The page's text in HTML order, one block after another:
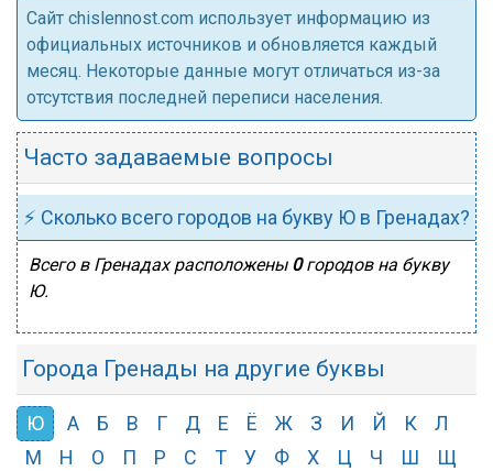
Cайт chislennost.com использует информацию из
официальных источников и обновляется каждый
месяц. Некоторые данные могут отличаться из-за
отсутствия последней переписи населения.
Часто задаваемые вопросы
⚡ Сколько всего городов на букву Ю в Гренадах?
Всего в Гренадах расположены 0городов на букву
Ю.
Города Гренады на другие буквы
Ю А Б В Г Д Е Ё Ж З И Й К
Л
М
Н О П Р С Т У Ф Х Ц Ч Ш
Щ